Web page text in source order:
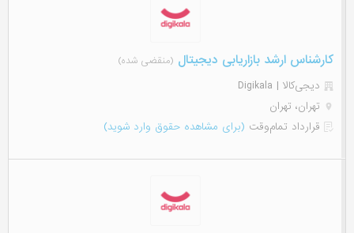
کارشناس ارشد بازاریابی دیجیتال (منقضی شده)
دیجی‌‌کالا | Digikala
تهران، تهران
قرارداد تمام‌وقت (برای مشاهده حقوق وارد شوید)